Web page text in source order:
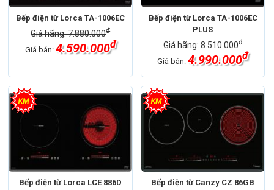
Bếp điện từ Lorca TA-1006EC
Giá hãng: 7.880.000đ
Giá bán: 4.590.000đ
Bếp điện từ Lorca TA-1006EC
PLUS
Giá hãng: 8.510.000đ
Giá bán:4.990.000đ
Bếp điện từ Lorca LCE 886D Bếp điện từ Canzy CZ 86GB